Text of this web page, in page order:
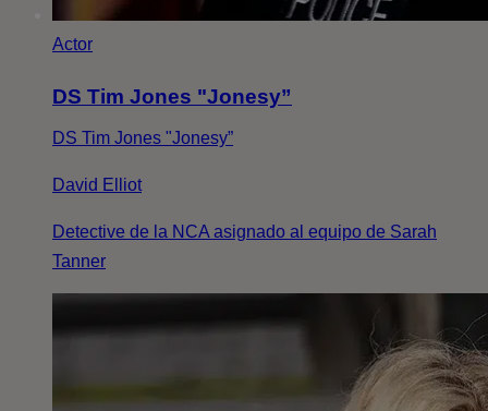
Actor
DS Tim Jones "Jonesy”
DS Tim Jones "Jonesy”
David Elliot
Detective de la NCA asignado al equipo de Sarah
Tanner